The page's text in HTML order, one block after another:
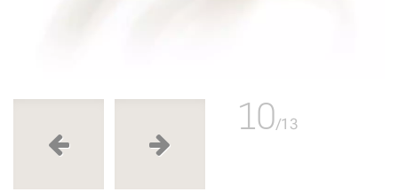
10/13